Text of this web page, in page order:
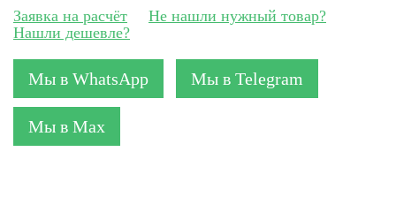
Заявка на расчёт
Не нашли нужный товар?
Нашли дешевле?
Мы в WhatsApp Мы в Telegram
Мы в Max